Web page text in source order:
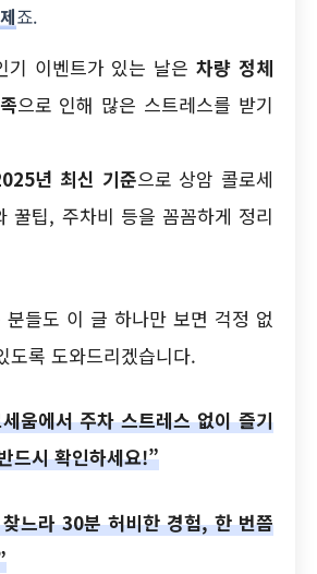
죠.
기 이벤트가 있는 날은차량 정체
으로 인해 많은 스트레스를 받기
년 최신 기준으로 상암 콜로세
꿀팁, 주차비 등을 꼼꼼하게 정리
분들도 이 글 하나만 보면 걱정 없
도록 도와드리겠습니다.
움에서 주차 스트레스 없이 즐기
드시 확인하세요!”
느라 30분 허비한 경험, 한 번쯤